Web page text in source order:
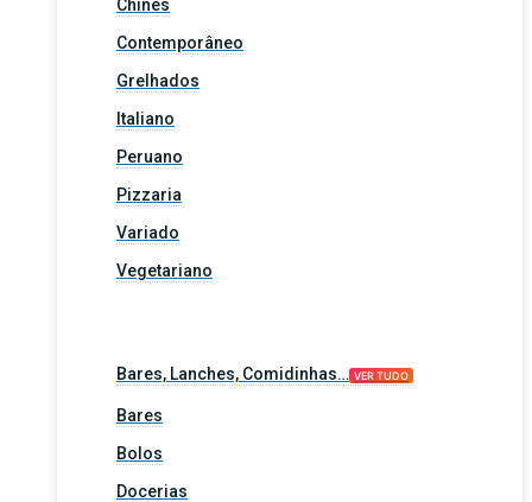
Chinês
Contemporâneo
Grelhados
Italiano
Peruano
Pizzaria
Variado
Vegetariano
Bares, Lanches, Comidinhas… VER TUDO
Bares
Bolos
Docerias